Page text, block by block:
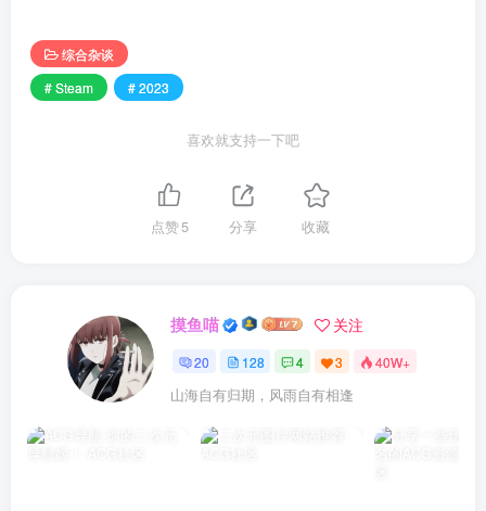
综合杂谈
# Steam
# 2023
喜欢就支持一下吧
点赞5 分享 收藏
摸鱼喵 关注
20 128 4 3 40W+
山海自有归期，风雨自有相逢